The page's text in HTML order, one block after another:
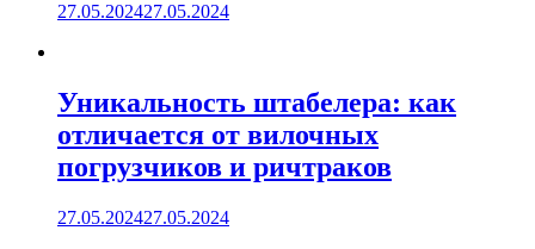
27.05.202427.05.2024
Уникальность штабелера: как
отличается от вилочных
погрузчиков и ричтраков
27.05.202427.05.2024